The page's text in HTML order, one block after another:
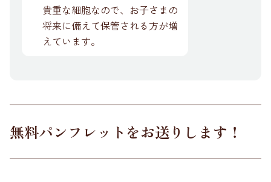
貴重な細胞なので、お子さまの
将来に備えて保管される方が増
えています。
無料パンフレットをお送りします！